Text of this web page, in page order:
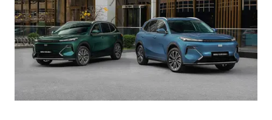
MONJARO
от 4 349 990 ₽*
PREFACE
от 3 079 990 ₽*
Аксессуары
ФИНАНСЫ И УСЛУГИ
Автокредит
Расчет КАСКО
Советы по эксплуатации
Спецпредложения
ПОДДЕРЖКА
Помощь на дорогах